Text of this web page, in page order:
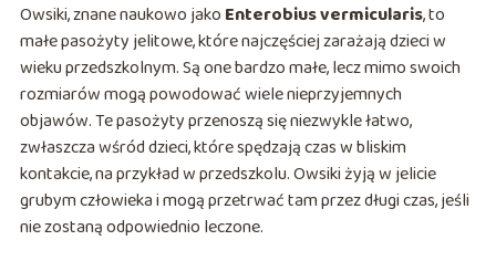
Owsiki, znane naukowo jako Enterobius vermicularis, to
małe pasożyty jelitowe, które najczęściej zarażają dzieci w
wieku przedszkolnym. Są one bardzo małe, lecz mimo swoich
rozmiarów mogą powodować wiele nieprzyjemnych
objawów. Te pasożyty przenoszą się niezwykle łatwo,
zwłaszcza wśród dzieci, które spędzają czas w bliskim
kontakcie, na przykład w przedszkolu. Owsiki żyją w jelicie
grubym człowieka i mogą przetrwać tam przez długi czas, jeśli
nie zostaną odpowiednio leczone.